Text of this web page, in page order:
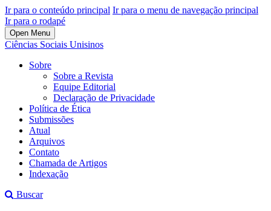
Ir para o conteúdo principal Ir para o menu de navegação principal
Ir para o rodapé
Open Menu
Ciências Sociais Unisinos
Sobre
Sobre a Revista
Equipe Editorial
Declaração de Privacidade
Política de Ética
Submissões
Atual
Arquivos
Contato
Chamada de Artigos
Indexação
Buscar